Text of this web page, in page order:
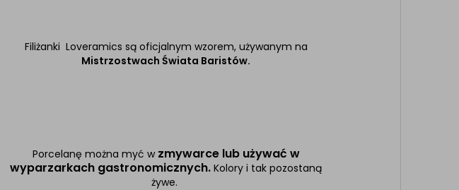
Filiżanki Loveramics są oficjalnym wzorem, używanym na
Mistrzostwach Świata Baristów.
Porcelanę można myć w zmywarce lub używać w
wyparzarkach gastronomicznych. Kolory i tak pozostaną
żywe.